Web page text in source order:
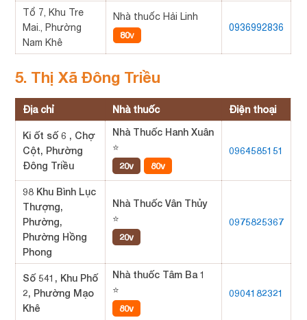
Tổ 7, Khu Tre
Mai., Phường
Nam Khê
Nhà thuốc Hải Linh
80v
0936992836
5. Thị Xã Đông Triều
Địa chỉ Nhà thuốc Điện thoại
Ki ốt số 6 , Chợ
Cột, Phường
Đông Triều
Nhà Thuốc Hanh Xuân
⭐
20v 80v
0964585151
98 Khu Bình Lục
Thượng,
Phường,
Phường Hồng
Phong
Nhà Thuốc Vân Thủy
⭐
20v
0975825367
Số 541, Khu Phố
2, Phường Mạo
Khê
Nhà thuốc Tâm Ba 1
⭐
80v
0904182321